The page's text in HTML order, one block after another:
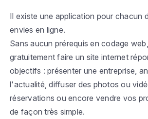
Il existe une application pour chacun
envies en ligne.
Sans aucun prérequis en codage
gratuitement faire un site internet
objectifs : présenter une entreprise,
l'actualité, diffuser des photos ou
réservations ou encore vendre vos
de façon très simple.